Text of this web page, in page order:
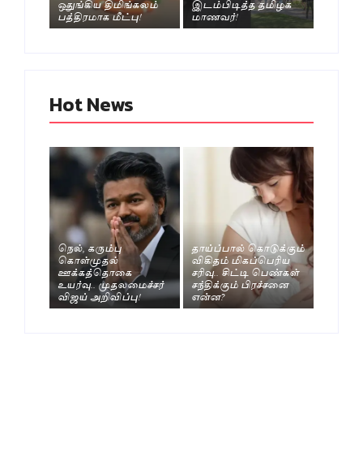
ஒதுங்கிய திமிங்கலம்
பத்திரமாக மீட்பு!
இடம்பிடித்த தமிழக
மாணவர்!
Hot News
நெல், கரும்பு
கொள்முதல்
ஊக்கத்தொகை
உயர்வு.. முதலமைச்சர்
விஜய் அறிவிப்பு!
தாய்ப்பால் கொடுக்கும்
விகிதம் மிகப்பெரிய
சரிவு.. சிட்டி பெண்கள்
சந்திக்கும் பிரச்சனை
என்ன?